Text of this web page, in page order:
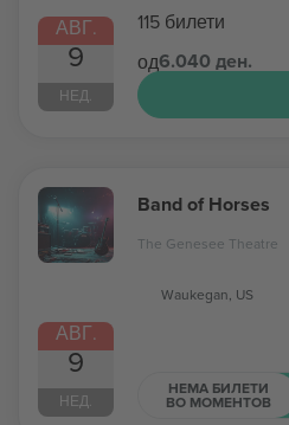
АВГ.
9
НЕД.
115 билети
од6.040 ден.
АВГ.
9
НЕД.
Band of Horses
The Genesee Theatre
Waukegan, US
НЕМА БИЛЕТИ
ВО МОМЕНТОВ